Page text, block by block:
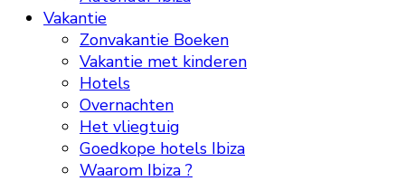
Vakantie
Zonvakantie Boeken
Vakantie met kinderen
Hotels
Overnachten
Het vliegtuig
Goedkope hotels Ibiza
Waarom Ibiza ?